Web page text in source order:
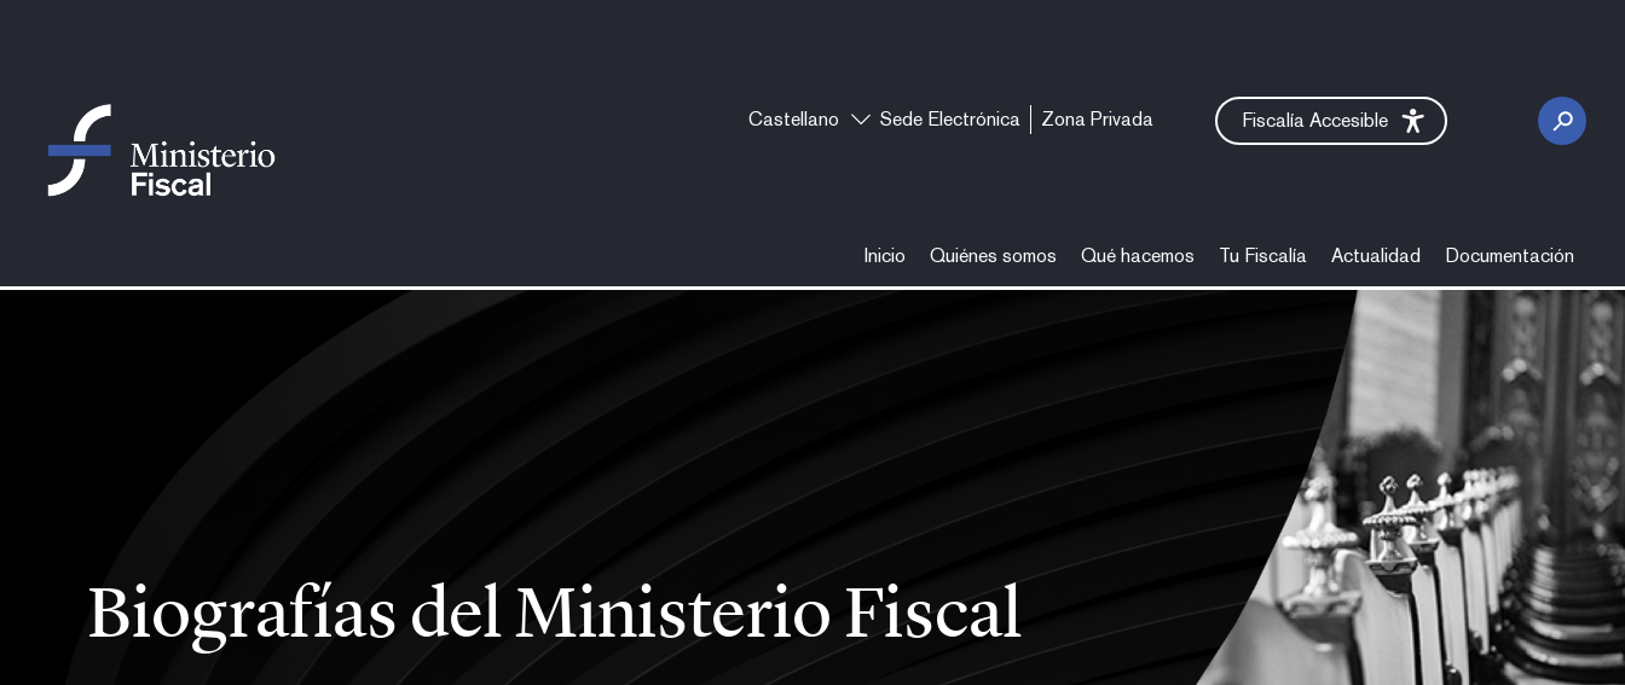
Fiscalía Accesible
Castellano Sede Electrónica Zona Privada
Inicio Quiénes somos Qué hacemos Tu Fiscalía Actualidad Documentación
Biografías del Ministerio Fiscal